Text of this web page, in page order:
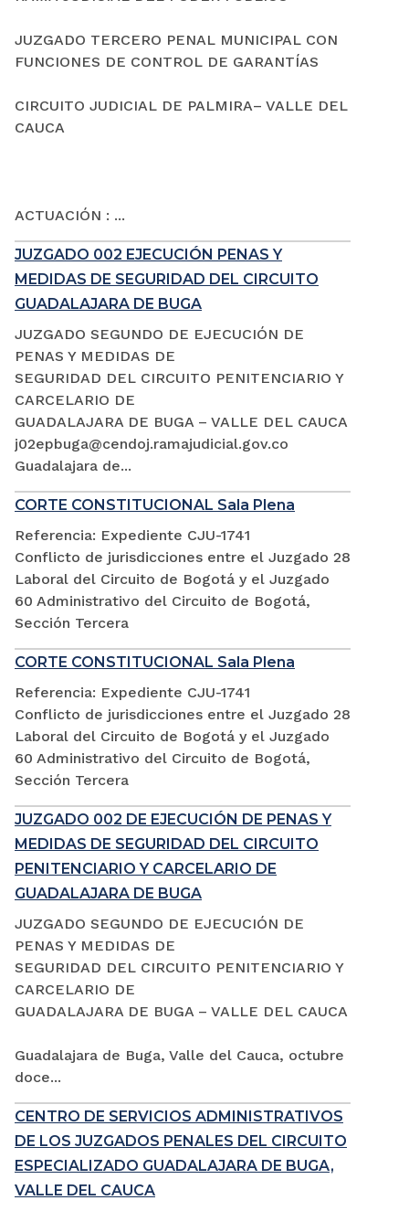
JUZGADO TERCERO PENAL MUNICIPAL CON
FUNCIONES DE CONTROL DE GARANTÍAS
CIRCUITO JUDICIAL DE PALMIRA– VALLE DEL
CAUCA
ACTUACIÓN : ...
JUZGADO 002 EJECUCIÓN PENAS Y
MEDIDAS DE SEGURIDAD DEL CIRCUITO
GUADALAJARA DE BUGA
JUZGADO SEGUNDO DE EJECUCIÓN DE
PENAS Y MEDIDAS DE
SEGURIDAD DEL CIRCUITO PENITENCIARIO Y
CARCELARIO DE
GUADALAJARA DE BUGA – VALLE DEL CAUCA
j02epbuga@cendoj.ramajudicial.gov.co
Guadalajara de...
CORTE CONSTITUCIONAL Sala Plena
Referencia: Expediente CJU-1741
Conflicto de jurisdicciones entre el Juzgado 28
Laboral del Circuito de Bogotá y el Juzgado
60 Administrativo del Circuito de Bogotá,
Sección Tercera
CORTE CONSTITUCIONAL Sala Plena
Referencia: Expediente CJU-1741
Conflicto de jurisdicciones entre el Juzgado 28
Laboral del Circuito de Bogotá y el Juzgado
60 Administrativo del Circuito de Bogotá,
Sección Tercera
JUZGADO 002 DE EJECUCIÓN DE PENAS Y
MEDIDAS DE SEGURIDAD DEL CIRCUITO
PENITENCIARIO Y CARCELARIO DE
GUADALAJARA DE BUGA
JUZGADO SEGUNDO DE EJECUCIÓN DE
PENAS Y MEDIDAS DE
SEGURIDAD DEL CIRCUITO PENITENCIARIO Y
CARCELARIO DE
GUADALAJARA DE BUGA – VALLE DEL CAUCA
Guadalajara de Buga, Valle del Cauca, octubre
doce...
CENTRO DE SERVICIOS ADMINISTRATIVOS
DE LOS JUZGADOS PENALES DEL CIRCUITO
ESPECIALIZADO GUADALAJARA DE BUGA,
VALLE DEL CAUCA